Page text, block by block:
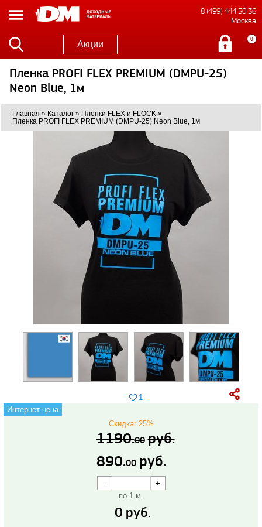
8 (499) 444 50 36
Москва
Акции 0
Пленка PROFI FLEX PREMIUM (DMPU-25)
Neon Blue, 1м
Главная » Каталог » Пленки FLEX и FLOCK »
Пленка PROFI FLEX PREMIUM (DMPU-25) Neon Blue, 1м
1
Интернет цена
890.00 руб.
1190.00 руб.
Скидка: 25%
по 1 м.
0 руб.